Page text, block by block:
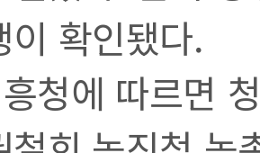
이 확인됐다.
청에 따르면